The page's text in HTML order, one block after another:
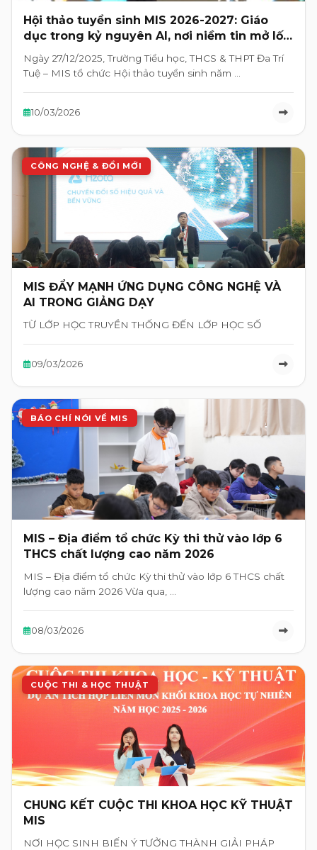
Hội thảo tuyển sinh MIS 2026-2027: Giáo
dục trong kỷ nguyên AI, nơi niềm tin mở lối
tương lai
Ngày 27/12/2025, Trường Tiểu học, THCS & THPT Đa Trí
Tuệ – MIS tổ chức Hội thảo tuyển sinh năm …
10/03/2026
CÔNG NGHỆ & ĐỔI MỚI
MIS ĐẨY MẠNH ỨNG DỤNG CÔNG NGHỆ VÀ
AI TRONG GIẢNG DẠY
TỪ LỚP HỌC TRUYỀN THỐNG ĐẾN LỚP HỌC SỐ
09/03/2026
BÁO CHÍ NÓI VỀ MIS
MIS – Địa điểm tổ chức Kỳ thi thử vào lớp 6
THCS chất lượng cao năm 2026
MIS – Địa điểm tổ chức Kỳ thi thử vào lớp 6 THCS chất
lượng cao năm 2026 Vừa qua, …
08/03/2026
CUỘC THI & HỌC THUẬT
CHUNG KẾT CUỘC THI KHOA HỌC KỸ THUẬT
MIS
NƠI HỌC SINH BIẾN Ý TƯỞNG THÀNH GIẢI PHÁP